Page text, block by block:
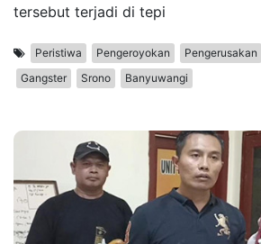
tersebut terjadi di tepi
Peristiwa Pengeroyokan Pengerusakan
Gangster
Srono Banyuwangi